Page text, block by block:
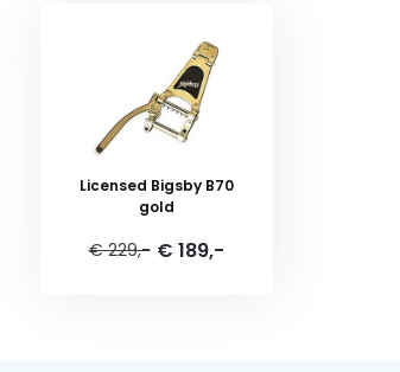
Licensed Bigsby B70
gold
€ 229,- € 189,-